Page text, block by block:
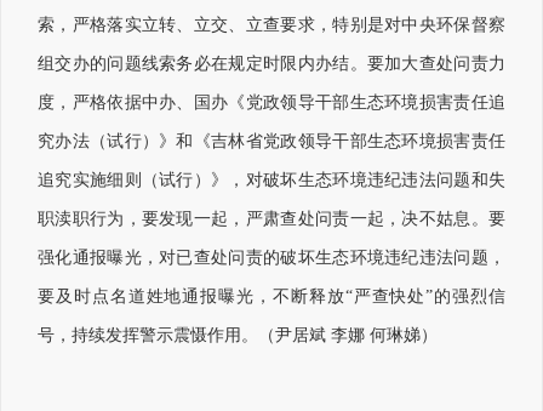
索，严格落实立转、立交、立查要求，特别是对中央环保督察
组交办的问题线索务必在规定时限内办结。要加大查处问责力
度，严格依据中办、国办《党政领导干部生态环境损害责任追
究办法（试行）》和《吉林省党政领导干部生态环境损害责任
追究实施细则（试行）》，对破坏生态环境违纪违法问题和失
职渎职行为，要发现一起，严肃查处问责一起，决不姑息。要
强化通报曝光，对已查处问责的破坏生态环境违纪违法问题，
要及时点名道姓地通报曝光，不断释放“严查快处”的强烈信
号，持续发挥警示震慑作用。（尹居斌 李娜 何琳娣）